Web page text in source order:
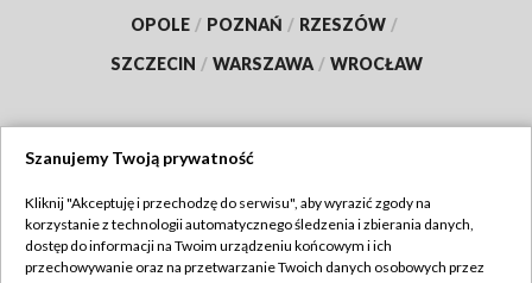
OPOLE / POZNAŃ / RZESZÓW /
SZCZECIN / WARSZAWA / WROCŁAW
TVP
Abonament TVP
Regulamin TVP
Szanujemy Twoją prywatność
Kliknij "Akceptuję i przechodzę do serwisu", aby wyrazić zgody na
korzystanie z technologii automatycznego śledzenia i zbierania danych,
dostęp do informacji na Twoim urządzeniu końcowym i ich
przechowywanie oraz na przetwarzanie Twoich danych osobowych przez